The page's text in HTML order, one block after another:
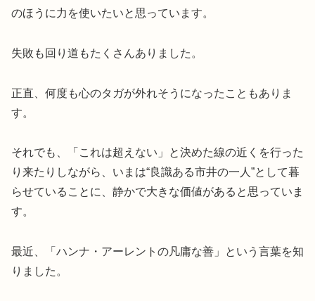
のほうに力を使いたいと思っています。
失敗も回り道もたくさんありました。
正直、何度も心のタガが外れそうになったこともありま
す。
それでも、「これは超えない」と決めた線の近くを行った
り来たりしながら、いまは“良識ある市井の一人”として暮
らせていることに、静かで大きな価値があると思っていま
す。
最近、「ハンナ・アーレントの凡庸な善」という言葉を知
りました。